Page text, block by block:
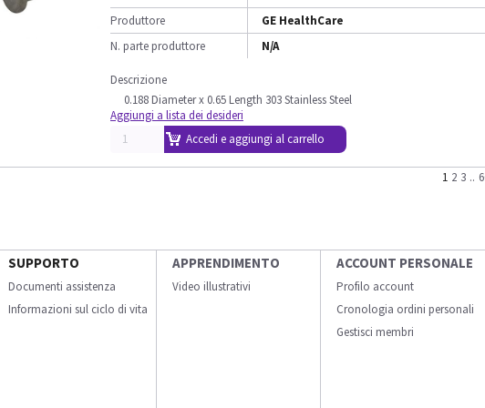
Produttore
GE HealthCare
N. parte produttore
N/A
Descrizione
0.188 Diameter x 0.65 Length 303 Stainless Steel
Aggiungi a lista dei desideri
Accedi e aggiungi al carrello
1 2 3 ..
SUPPORTO
Documenti assistenza
Informazioni sul ciclo di vita
APPRENDIMENTO
Video illustrativi
ACCOUNT PERSONALE
Profilo account
Cronologia ordini personali
Gestisci membri